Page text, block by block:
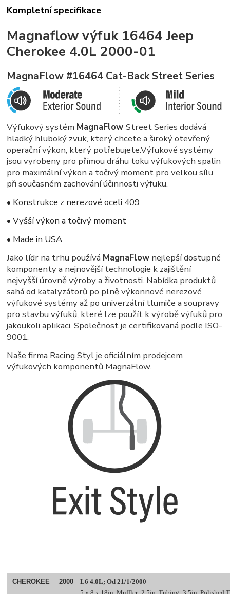
Kompletní specifikace
Magnaflowvýfuk16464Jeep
Cherokee 4.0L 2000-01
MagnaFlow #16464 Cat-Back Street Series
Výfukový systém MagnaFlowStreet Series dodává
hladký hluboký zvuk, který chcete a široký otevřený
operační výkon, který potřebujete.Výfukové systémy
jsou vyrobeny pro přímou dráhu toku výfukových spalin
pro maximální výkon a točivý moment pro velkou sílu
při současném zachování účinnosti výfuku.
• Konstrukce z nerezové oceli 409
• Vyšší výkon a točivý moment
• Made in USA
Jako lídr na trhu používá MagnaFlow nejlepší dostupné
komponenty a nejnovější technologie k zajištění
nejvyšší úrovně výroby a životnosti. Nabídka produktů
sahá od katalyzátorů po plně výkonnové nerezové
výfukové systémy až po univerzální tlumiče a soupravy
pro stavbu výfuků, které lze použít k výrobě výfuků pro
jakoukoli aplikaci. Společnost je certifikovaná podle ISO-
9001.
Naše firma Racing Styl je oficiálním prodejcem
výfukových komponentů MagnaFlow.
CHEROKEE 2000
L6 4.0L; Od 21/1/2000